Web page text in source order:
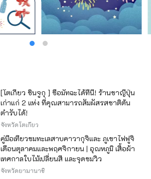
[โตเกียว ชินจูกุ ] ซื้อมัทฉะได้ที่นี่! ร้านชาญี่ปุ่น
เก่าแก่ 2 แห่ง ที่คุณสามารถสัมผัสรสชาติต้น
ตำรับได้!
จังหวัดโตเกียว
คู่มือเที่ยวชมทะเลสาบคาวากุจิและ ภูเขาไฟฟูจิ
เดือนตุลาคมและพฤศจิกายน | อุณหภูมิ เสื้อผ้า
เทศกาลใบไม้เปลี่ยนสี และจุดชมวิว
จังหวัดยามานาชิ